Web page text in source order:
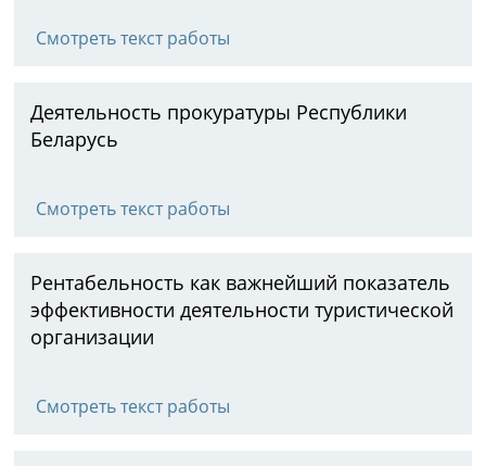
Смотреть текст работы
Деятельность прокуратуры Республики
Беларусь
Смотреть текст работы
Рентабельность как важнейший показатель
эффективности деятельности туристической
организации
Смотреть текст работы